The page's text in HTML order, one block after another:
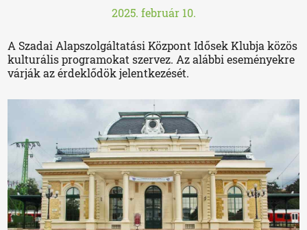
2025. február 10.
A Szadai Alapszolgáltatási Központ Idősek Klubja közös
kulturális programokat szervez. Az alábbi eseményekre
várják az érdeklődök jelentkezését.